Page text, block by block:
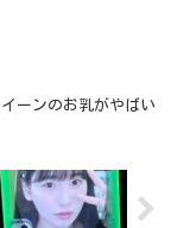
イーンのお乳がやばい